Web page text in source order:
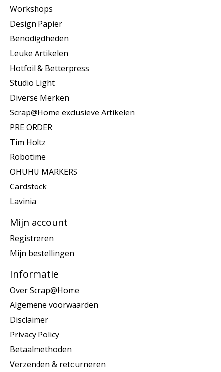
Workshops
Design Papier
Benodigdheden
Leuke Artikelen
Hotfoil & Betterpress
Studio Light
Diverse Merken
Scrap@Home exclusieve Artikelen
PRE ORDER
Tim Holtz
Robotime
OHUHU MARKERS
Cardstock
Lavinia
Mijn account
Registreren
Mijn bestellingen
Informatie
Over Scrap@Home
Algemene voorwaarden
Disclaimer
Privacy Policy
Betaalmethoden
Verzenden & retourneren